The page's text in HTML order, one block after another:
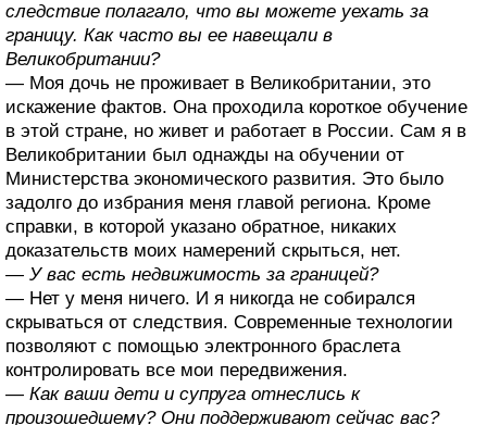
следствие полагало, что вы можете уехать за
границу. Как часто вы ее навещали в
Великобритании?
— Моя дочь не проживает в Великобритании, это
искажение фактов. Она проходила короткое обучение
в этой стране, но живет и работает в России. Сам я в
Великобритании был однажды на обучении от
Министерства экономического развития. Это было
задолго до избрания меня главой региона. Кроме
справки, в которой указано обратное, никаких
доказательств моих намерений скрыться, нет.
— У вас есть недвижимость за границей?
— Нет у меня ничего. И я никогда не собирался
скрываться от следствия. Современные технологии
позволяют с помощью электронного браслета
контролировать все мои передвижения.
— Как ваши дети и супруга отнеслись к
произошедшему? Они поддерживают сейчас вас?